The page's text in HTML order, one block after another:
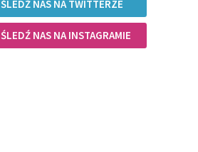
ŚLEDŹ NAS NA TWITTERZE
ŚLEDŹ NAS NA INSTAGRAMIE